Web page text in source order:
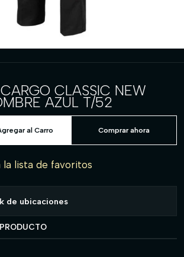
CLASSIC NEW
AZUL T/52
al Carro Comprar ahora
la lista de favoritos
de ubicaciones